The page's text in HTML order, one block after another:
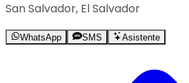
San Salvador, El Salvador
WhatsApp SMS Asistente